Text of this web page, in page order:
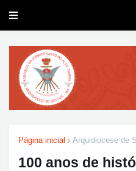
Página inicial Arquidiocese de
100 anos de